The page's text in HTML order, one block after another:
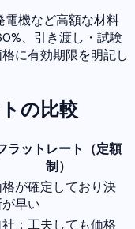
電機など高額な材料
、引き渡し・試験
に有効期限を明記し
の比較
ラットレート（定額
制）
が確定しており決
早い
社：工夫しても価格